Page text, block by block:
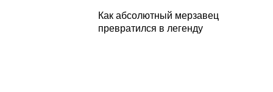
Как абсолютный мерзавец
превратился в легенду